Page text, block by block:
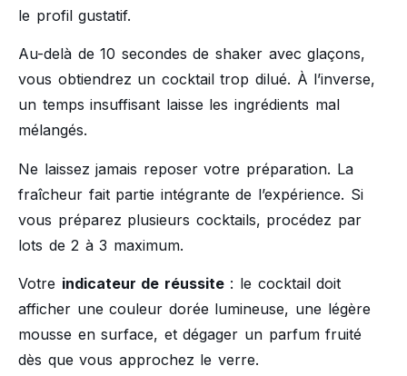
le profil gustatif.
Au-delà de 10 secondes de shaker avec glaçons,
vous obtiendrez un cocktail trop dilué. À l’inverse,
un temps insuffisant laisse les ingrédients mal
mélangés.
Ne laissez jamais reposer votre préparation. La
fraîcheur fait partie intégrante de l’expérience. Si
vous préparez plusieurs cocktails, procédez par
lots de 2 à 3 maximum.
Votre indicateur de réussite: le cocktail doit
afficher une couleur dorée lumineuse, une légère
mousse en surface, et dégager un parfum fruité
dès que vous approchez le verre.